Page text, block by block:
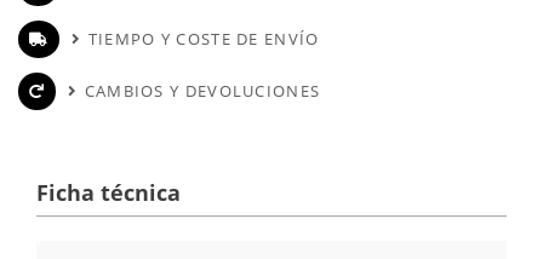
TIEMPO Y COSTE DE ENVÍO
CAMBIOS Y DEVOLUCIONES
Ficha técnica